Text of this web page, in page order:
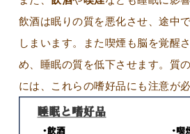
飲酒は眠りの質を悪化させ、途中
しまいます。また喫煙も脳を覚醒
め、睡眠の質を低下させます。質
には、これらの嗜好品にも注意が必